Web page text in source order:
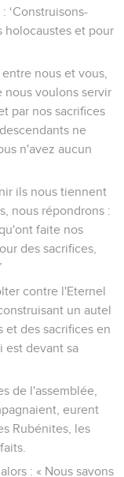
‘Construisons-
holocaustes et pour
nous et vous,
nous voulons servir
par nos sacrifices
ne
n'avez aucun
ils nous tiennent
nous répondrons :
faite nos
des sacrifices,
contre l'Eternel
un autel
et des sacrifices en
est devant sa
de l'assemblée,
eurent
Rubénites, les
: « Nous savons